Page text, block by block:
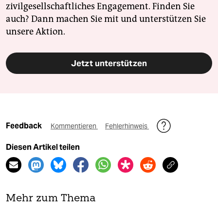
zivilgesellschaftliches Engagement. Finden Sie
auch? Dann machen Sie mit und unterstützen Sie
unsere Aktion.
Jetzt unterstützen
Feedback Kommentieren Fehlerhinweis
Diesen Artikel teilen
Mehr zum Thema